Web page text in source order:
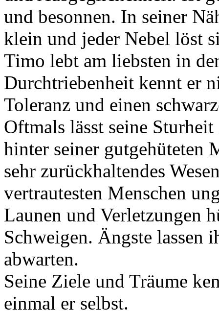
und besonnen. In seiner
klein und jeder Nebel löst
Timo lebt am liebsten in
Durchtriebenheit kennt er
Toleranz und einen
Oftmals lässt seine
hinter seiner gutgehüteten
sehr zurückhaltendes
vertrautesten Menschen
Launen und Verletzungen
Schweigen. Ängste lassen
abwarten.
Seine Ziele und Träume
einmal er selbst.